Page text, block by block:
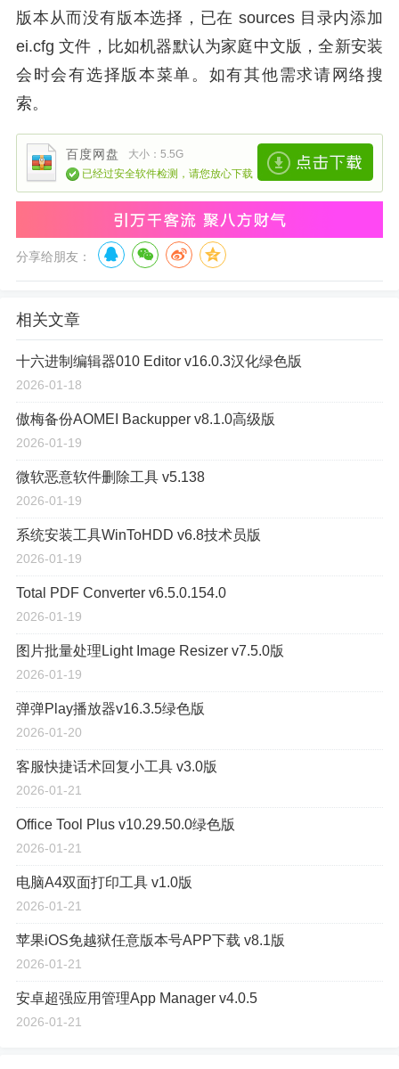
版本从而没有版本选择，已在 sources 目录内添加
ei.cfg 文件，比如机器默认为家庭中文版，全新安装
会时会有选择版本菜单。如有其他需求请网络搜
索。
百度网盘
大小：5.5G
已经过安全软件检测，请您放心下载
分享给朋友：
相关文章
十六进制编辑器010 Editor v16.0.3汉化绿色版
2026-01-18
傲梅备份AOMEI Backupper v8.1.0高级版
2026-01-19
微软恶意软件删除工具 v5.138
2026-01-19
系统安装工具WinToHDD v6.8技术员版
2026-01-19
Total PDF Converter v6.5.0.154.0
2026-01-19
图片批量处理Light Image Resizer v7.5.0版
2026-01-19
弹弹Play播放器v16.3.5绿色版
2026-01-20
客服快捷话术回复小工具 v3.0版
2026-01-21
Office Tool Plus v10.29.50.0绿色版
2026-01-21
电脑A4双面打印工具 v1.0版
2026-01-21
苹果iOS免越狱任意版本号APP下载 v8.1版
2026-01-21
安卓超强应用管理App Manager v4.0.5
2026-01-21